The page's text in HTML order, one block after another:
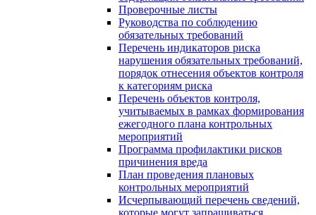
Проверочные листы
Руководства по соблюдению
обязательных требований
Перечень индикаторов риска
нарушения обязательных требований,
порядок отнесения объектов контроля
к категориям риска
Перечень объектов контроля,
учитываемых в рамках формирования
ежегодного плана контрольных
мероприятий
Программа профилактики рисков
причинения вреда
План проведения плановых
контрольных мероприятий
Исчерпывающий перечень сведений,
которые могут запрашиваться